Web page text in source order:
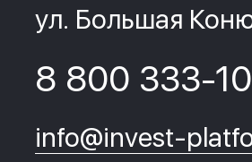
ул. Большая
8 800 333-
info@invest-